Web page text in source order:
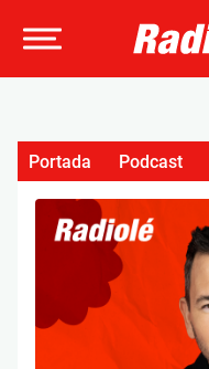
Portada Podcast